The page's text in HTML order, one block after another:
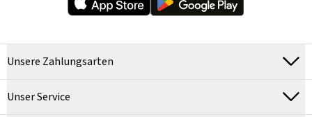
Unsere Zahlungsarten
Unser Service